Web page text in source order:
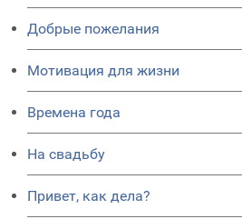
Добрые пожелания
Мотивация для жизни
Времена года
На свадьбу
Привет, как дела?